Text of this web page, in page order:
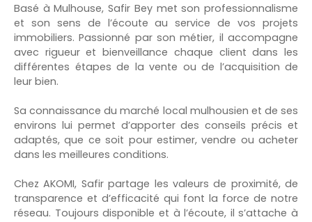
Basé à Mulhouse, Safir Bey met son professionnalisme
et son sens de l’écoute au service de vos projets
immobiliers. Passionné par son métier, il accompagne
avec rigueur et bienveillance chaque client dans les
différentes étapes de la vente ou de l’acquisition de
leur bien.
Sa connaissance du marché local mulhousien et de ses
environs lui permet d’apporter des conseils précis et
adaptés, que ce soit pour estimer, vendre ou acheter
dans les meilleures conditions.
Chez AKOMI, Safir partage les valeurs de proximité, de
transparence et d’efficacité qui font la force de notre
réseau. Toujours disponible et à l’écoute, il s’attache à